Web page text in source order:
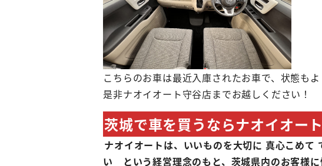
こちらのお車は最近入庫されたお車で、状態も
是非ナオイオート守谷店までお越しください！
茨城で車を買うならナオイオート
ナオイオートは、いいものを大切に 真心こめて
い という経営理念のもと、茨城県内のお客様に